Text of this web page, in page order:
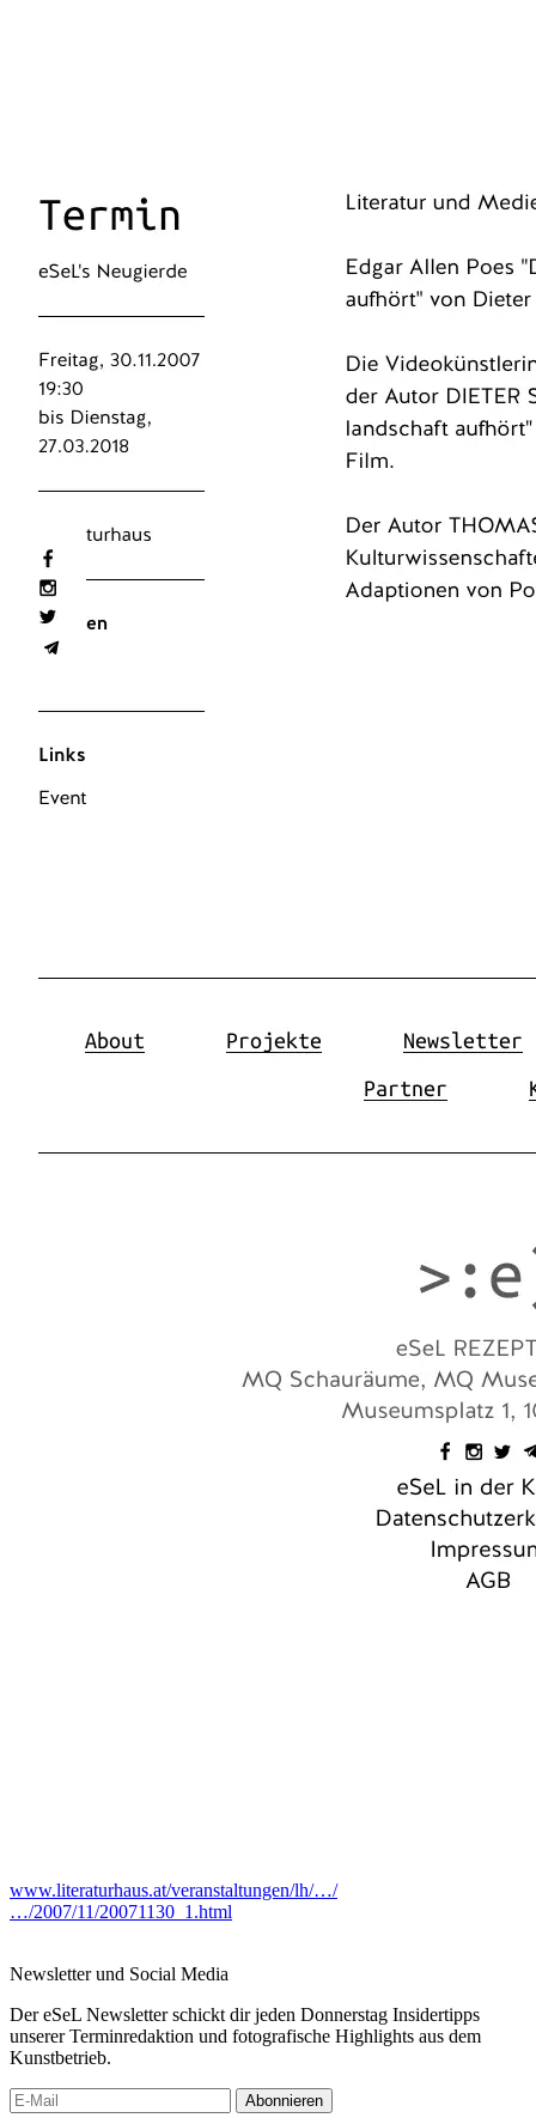
www.literaturhaus.at/veranstaltungen/lh/…/
…/2007/11/20071130_1.html
Newsletter und Social Media
Der eSeL Newsletter schickt dir jeden Donnerstag Insidertipps
unserer Terminredaktion und fotografische Highlights aus dem
Kunstbetrieb.
Abonnieren